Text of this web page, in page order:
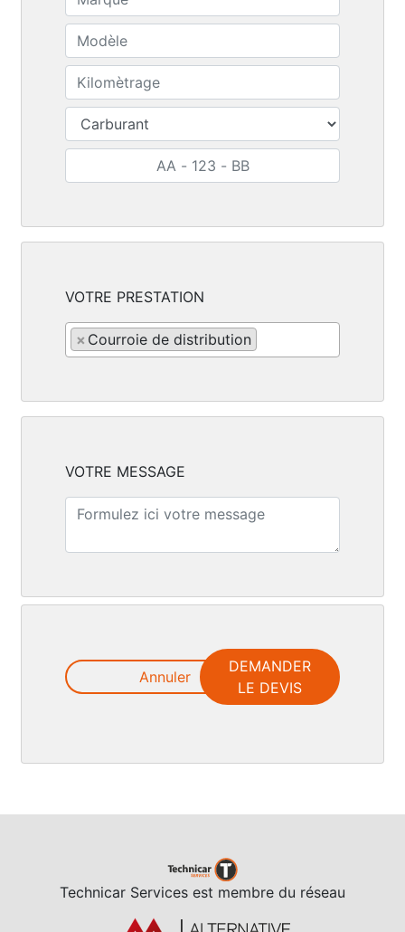
VOTRE PRESTATION
× Courroie de distribution
VOTRE MESSAGE
Annuler
DEMANDER
LE DEVIS
Technicar Services est membre du réseau